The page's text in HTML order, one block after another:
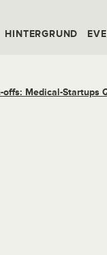
HINTERGRUND
offs: Medical-Startups